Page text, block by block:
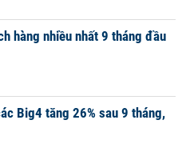
hàng nhiều nhất 9 tháng đầu
Big4 tăng 26% sau 9 tháng,